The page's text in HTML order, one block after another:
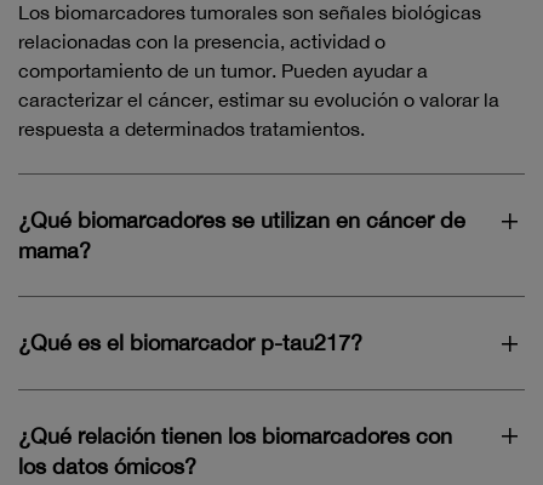
Los biomarcadores tumorales son señales biológicas
relacionadas con la presencia, actividad o
comportamiento de un tumor. Pueden ayudar a
caracterizar el cáncer, estimar su evolución o valorar la
respuesta a determinados tratamientos.
¿Qué biomarcadores se utilizan en cáncer de
mama?
¿Qué es el biomarcador p-tau217?
¿Qué relación tienen los biomarcadores con
los datos ómicos?